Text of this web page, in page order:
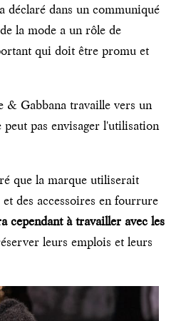
déclaré dans un communiqué
la mode a un rôle de
qui doit être promu et
& Gabbana travaille vers un
pas envisager l'utilisation
que la marque utiliserait
des accessoires en fourrure
cependant à travailler avec les
leurs emplois et leurs